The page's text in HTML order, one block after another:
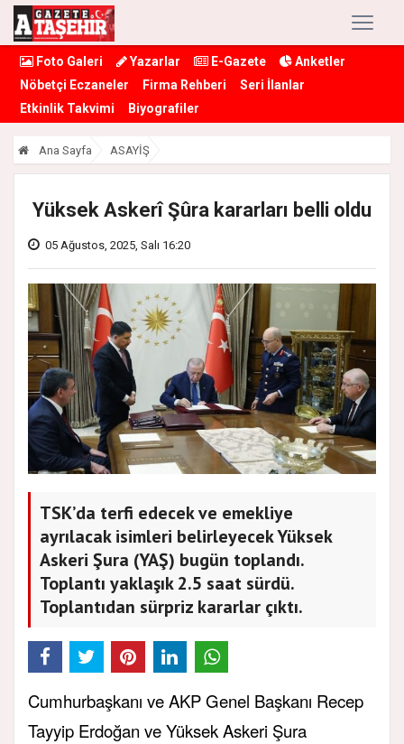
Foto Galeri Yazarlar E-Gazete
Anketler
Nöbetçi Eczaneler
Firma Rehberi
Seri İlanlar
Etkinlik Takvimi
Biyografiler
Ana Sayfa ASAYİŞ
Yüksek Askerî Şûra kararları belli oldu
05 Ağustos, 2025, Salı 16:20
TSK’da terfi edecek ve emekliye
ayrılacak isimleri belirleyecek Yüksek
Askeri Şura (YAŞ) bugün toplandı.
Toplantı yaklaşık 2.5 saat sürdü.
Toplantıdan sürpriz kararlar çıktı.
Cumhurbaşkanı ve AKP Genel Başkanı Recep
Tayyip Erdoğan ve Yüksek Askeri Şura